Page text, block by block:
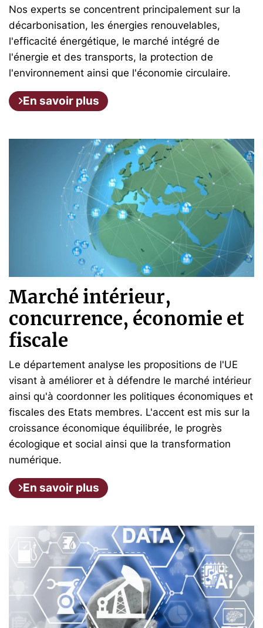
Nos experts se concentrent principalement sur la
décarbonisation, les énergies renouvelables,
l'efficacité énergétique, le marché intégré de
l'énergie et des transports, la protection de
l'environnement ainsi que l'économie circulaire.
En savoir plus
Marché intérieur,
concurrence, économie et
fiscale
Le département analyse les propositions de l'UE
visant à améliorer et à défendre le marché intérieur
ainsi qu'à coordonner les politiques économiques et
fiscales des Etats membres. L'accent est mis sur la
croissance économique équilibrée, le progrès
écologique et social ainsi que la transformation
numérique.
En savoir plus